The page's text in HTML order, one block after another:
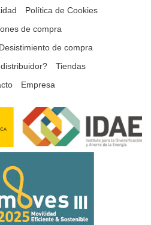
Política de Cookies
de compra
de compra
Tiendas
Empresa